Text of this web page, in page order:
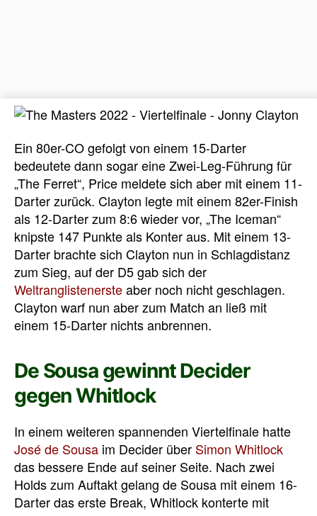
Ein 80er-CO gefolgt von einem 15-Darter
bedeutete dann sogar eine Zwei-Leg-Führung für
„The Ferret“, Price meldete sich aber mit einem 11-
Darter zurück. Clayton legte mit einem 82er-Finish
als 12-Darter zum 8:6 wieder vor, „The Iceman“
knipste 147 Punkte als Konter aus. Mit einem 13-
Darter brachte sich Clayton nun in Schlagdistanz
zum Sieg, auf der D5 gab sich der
Weltranglistenersteaber noch nicht geschlagen.
Clayton warf nun aber zum Match an ließ mit
einem 15-Darter nichts anbrennen.
De Sousa gewinnt Decider
gegen Whitlock
In einem weiteren spannenden Viertelfinale hatte
José de Sousa im Decider über Simon Whitlock
das bessere Ende auf seiner Seite. Nach zwei
Holds zum Auftakt gelang de Sousa mit einem 16-
Darter das erste Break, Whitlock konterte mit